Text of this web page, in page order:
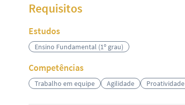
Requisitos
Estudos
Ensino Fundamental (1º grau)
Competências
Trabalho em equipe Agilidade Proatividade